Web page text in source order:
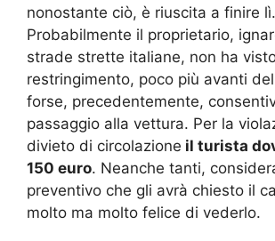
nonostante ciò, è riuscita a finire lì.
Probabilmente il proprietario,
strade strette italiane, non ha
restringimento, poco più avanti
forse, precedentemente,
passaggio alla vettura. Per la
divieto di circolazione il turista
150 euro. Neanche tanti,
preventivo che gli avrà chiesto il
molto ma molto felice di vederlo.